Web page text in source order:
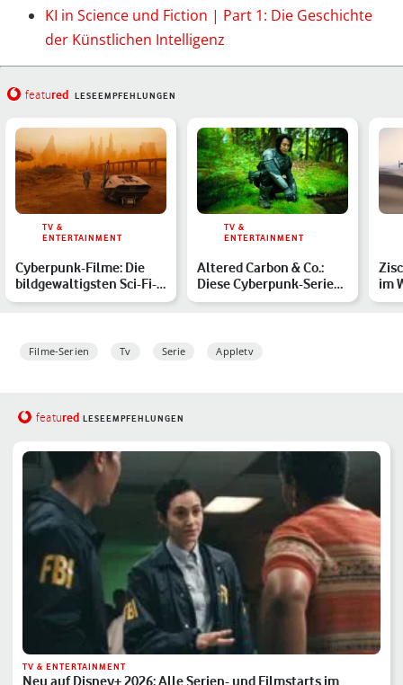
KI in Science und Fiction | Part 1: Die Geschichte
der Künstlichen Intelligenz
featured LESEEMPFEHLUNGEN
TV &
ENTERTAINMENT
Cyberpunk-Filme: Die
bildgewaltigsten Sci-Fi-
Werke
TV &
ENTERTAINMENT
Altered Carbon & Co.:
Diese Cyberpunk-Serien
musst Du kennen
im
Filme-Serien Tv Serie Appletv
featured LESEEMPFEHLUNGEN
TV & ENTERTAINMENT
Neu auf Disney+ 2026: Alle Serien- und Filmstarts im